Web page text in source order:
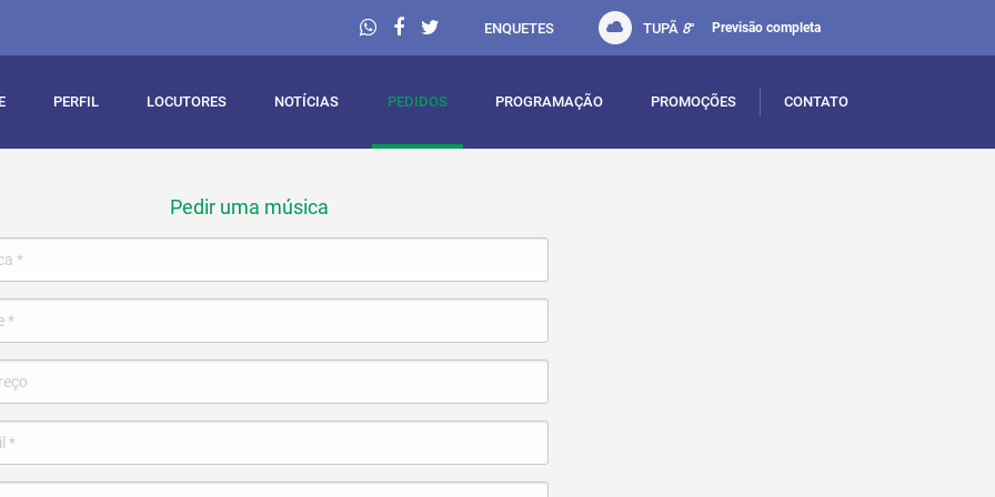
ENQUETES TUPÃ 8° Previsão completa
PERFIL LOCUTORES NOTÍCIAS PEDIDOS PROGRAMAÇÃO PROMOÇÕES CONTATO
Pedir uma música